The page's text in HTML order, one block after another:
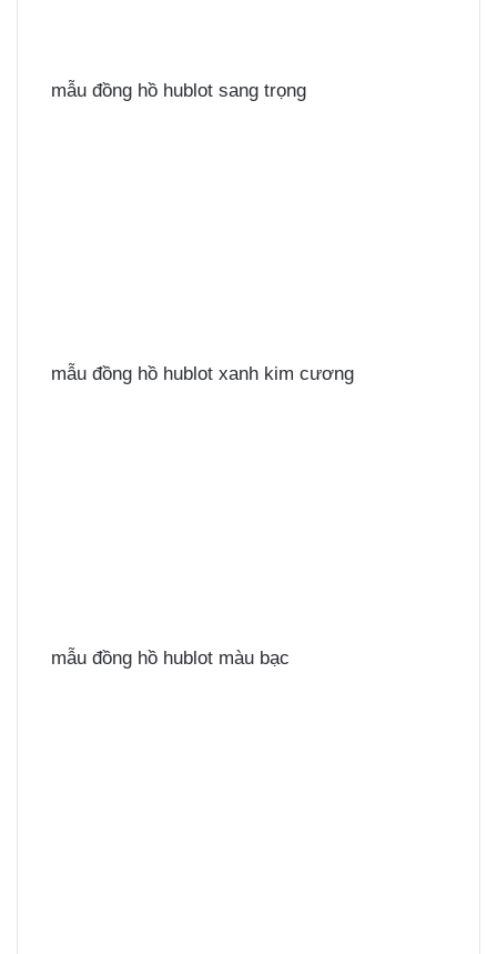
mẫu đồng hồ hublot sang trọng
mẫu đồng hồ hublot xanh kim cương
mẫu đồng hồ hublot màu bạc